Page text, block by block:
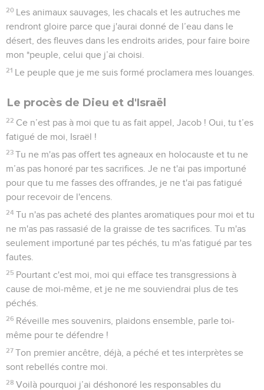
20 Les animaux sauvages, les chacals et les autruches me
rendront gloire parce que j'aurai donné de l’eau dans le
désert, des fleuves dans les endroits arides, pour faire boire
mon *peuple, celui que j’ai choisi.
21 Le peuple que je me suis formé proclamera mes louanges.
Le procès de Dieu et d'Israël
22 Ce n’est pas à moi que tu as fait appel, Jacob ! Oui, tu t’es
fatigué de moi, Israël !
23 Tu ne m'as pas offert tes agneaux en holocauste et tu ne
m’as pas honoré par tes sacrifices. Je ne t'ai pas importuné
pour que tu me fasses des offrandes, je ne t'ai pas fatigué
pour recevoir de l'encens.
24 Tu n'as pas acheté des plantes aromatiques pour moi et tu
ne m'as pas rassasié de la graisse de tes sacrifices. Tu m'as
seulement importuné par tes péchés, tu m'as fatigué par tes
fautes.
25 Pourtant c'est moi, moi qui efface tes transgressions à
cause de moi-même, et je ne me souviendrai plus de tes
péchés.
26 Réveille mes souvenirs, plaidons ensemble, parle toi-
même pour te défendre !
27 Ton premier ancêtre, déjà, a péché et tes interprètes se
sont rebellés contre moi.
28 Voilà pourquoi j’ai déshonoré les responsables du